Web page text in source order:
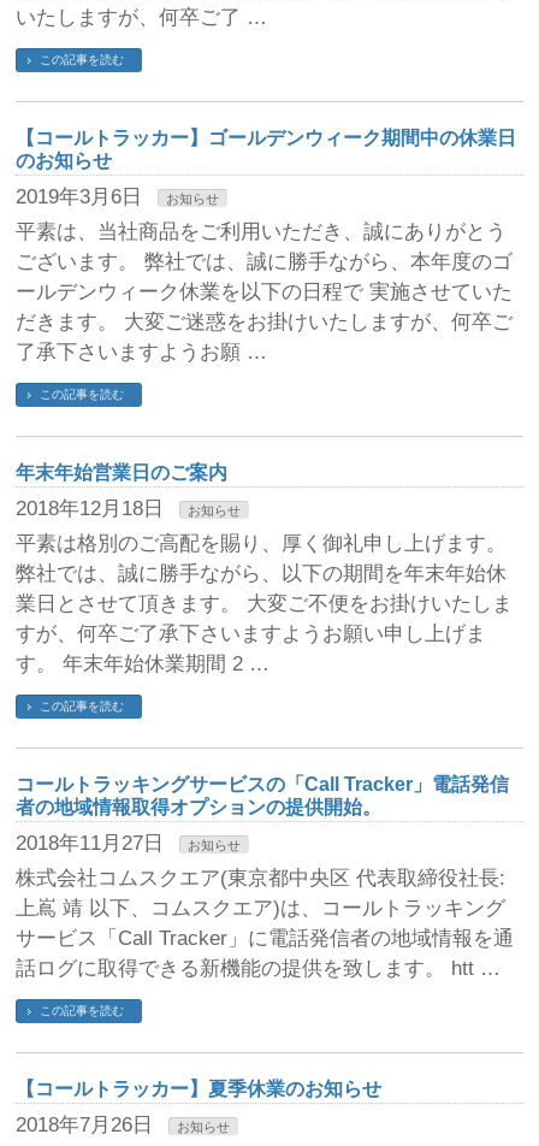
いたしますが、何卒ご了 …
この記事を読む
【コールトラッカー】ゴールデンウィーク期間中の休業日
のお知らせ
2019年3月6日 お知らせ
平素は、当社商品をご利用いただき、誠にありがとう
ございます。 弊社では、誠に勝手ながら、本年度のゴ
ールデンウィーク休業を以下の日程で 実施させていた
だきます。 大変ご迷惑をお掛けいたしますが、何卒ご
了承下さいますようお願 …
この記事を読む
年末年始営業日のご案内
2018年12月18日 お知らせ
平素は格別のご高配を賜り、厚く御礼申し上げます。
弊社では、誠に勝手ながら、以下の期間を年末年始休
業日とさせて頂きます。 大変ご不便をお掛けいたしま
すが、何卒ご了承下さいますようお願い申し上げま
す。 年末年始休業期間 2 …
この記事を読む
コールトラッキングサービスの「Call Tracker」電話発信
者の地域情報取得オプションの提供開始。
2018年11月27日 お知らせ
株式会社コムスクエア(東京都中央区 代表取締役社長:
上嶌 靖 以下、コムスクエア)は、コールトラッキング
サービス「Call Tracker」に電話発信者の地域情報を通
話ログに取得できる新機能の提供を致します。 htt …
この記事を読む
【コールトラッカー】夏季休業のお知らせ
2018年7月26日 お知らせ